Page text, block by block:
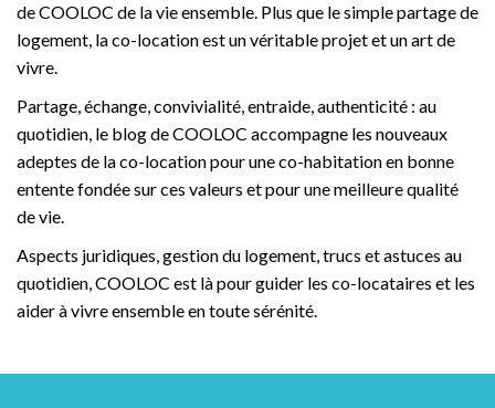
de COOLOC de la vie ensemble. Plus que le simple partage de
logement, la co-location est un véritable projet et un art de
vivre.
Partage, échange, convivialité, entraide, authenticité : au
quotidien, le blog de COOLOC accompagne les nouveaux
adeptes de la co-location pour une co-habitation en bonne
entente fondée sur ces valeurs et pour une meilleure qualité
de vie.
Aspects juridiques, gestion du logement, trucs et astuces au
quotidien, COOLOC est là pour guider les co-locataires et les
aider à vivre ensemble en toute sérénité.